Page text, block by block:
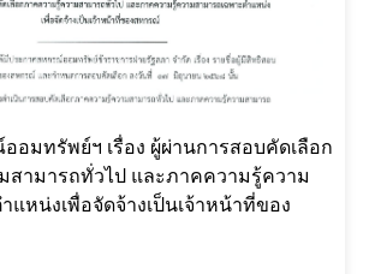
อมทรัพย์ฯ เรื่อง ผู้ผ่านการสอบคัดเลือก
ามารถทั่วไป และภาคความรู้ความ
แหน่งเพื่อจัดจ้างเป็นเจ้าหน้าที่ของ